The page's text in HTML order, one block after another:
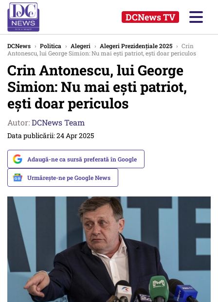
DCNews TV
DCNews › Politica › Alegeri › Alegeri Prezidențiale 2025 › Crin
Antonescu, lui George Simion: Nu mai ești patriot, ești doar periculos
Crin Antonescu, lui George
Simion: Nu mai ești patriot,
ești doar periculos
Autor:DCNews Team
Data publicării: 24 Apr 2025
Adaugă-ne ca sursă preferată în Google
Urmărește-ne pe Google News